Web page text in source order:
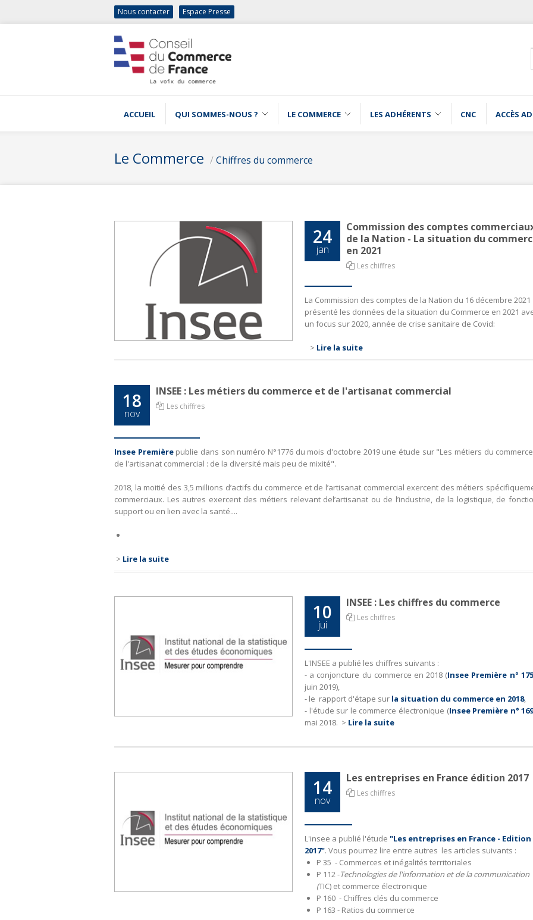
Nous contacter Espace Presse
ACCUEIL QUI SOMMES-NOUS ? LE COMMERCE LES ADHÉRENTS CNC ACCÈS
Le Commerce /Chiffres du commerce
24
jan
Commission des comptes
de la Nation - La situation du
en 2021
Les chiffres
La Commission des comptes de la Nation du 16 décembre 2021
présenté les données de la situation du Commerce en 2021
un focus sur 2020, année de crise sanitaire de Covid:
> Lire la suite
18
nov
INSEE : Les métiers du commerce et de l'artisanat commercial
Les chiffres
Insee Première publie dans son numéro N°1776 du mois d'octobre 2019 une étude sur "Les métiers du
de l'artisanat commercial : de la diversité mais peu de mixité".
2018, la moitié des 3,5 millions d’actifs du commerce et de l’artisanat commercial exercent des métiers
commerciaux. Les autres exercent des métiers relevant del’artisanat ou de l’industrie, de la logistique, de
support ou en lien avec la santé....
> Lire la suite
10
jui
INSEE : Les chiffres du commerce
Les chiffres
L'INSEE a publié les chiffres suivants :
- a conjoncture du commerce en 2018 (Insee Première n°
juin 2019),
- le rapport d'étape sur la situation du commerce en 2018,
- l'étude sur le commerce électronique (Insee Première n°
mai 2018. > Lire la suite
14
nov
Les entreprises en France édition 2017
Les chiffres
L'insee a publié l'étude "Les entreprises en France - Edition
2017". Vous pourrez lire entre autres les articles suivants :
P 35 - Commerces et inégalités territoriales
P 112 -Technologies de l'information et de la communication
(TIC) et commerce électronique
P 160 - Chiffres clés du commerce
P 163 - Ratios du commerce